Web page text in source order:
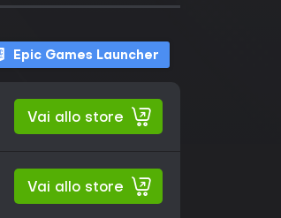
Epic Games Launcher
Vai allo store
Vai allo store